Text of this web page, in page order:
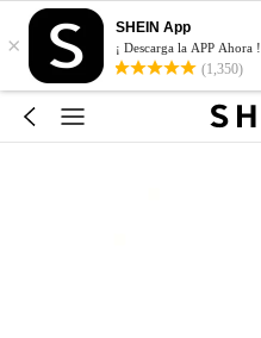
×
SHEIN App
¡ Descarga la APP Ahora !
(1,350)